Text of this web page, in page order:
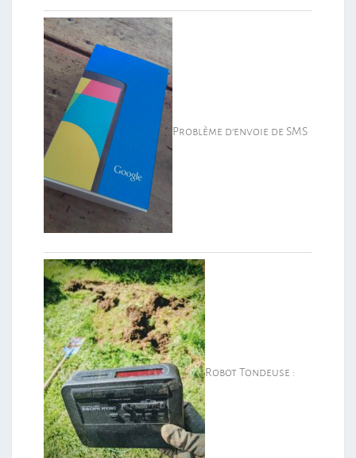
Problème d’envoie de SMS
Robot Tondeuse :